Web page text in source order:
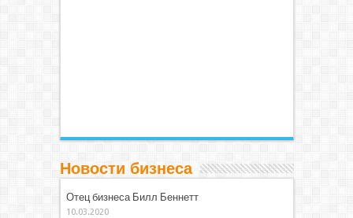
Новости бизнеса
Отец бизнеса Билл Беннетт
10.03.2020